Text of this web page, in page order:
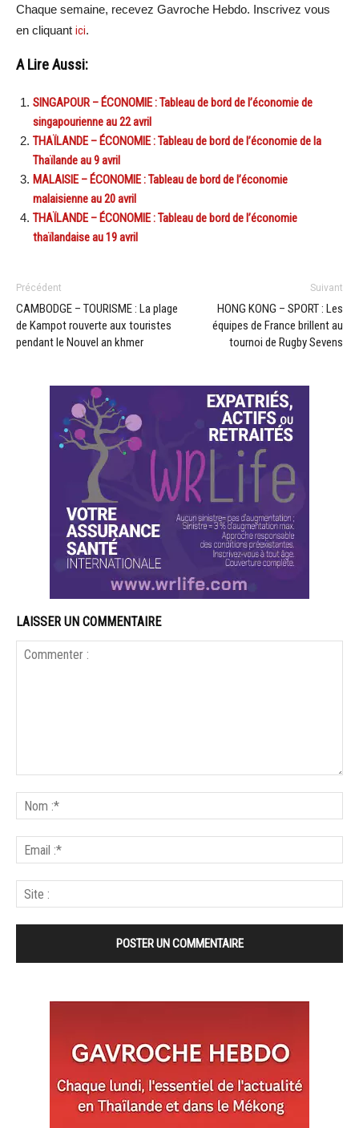
Chaque semaine, recevez Gavroche Hebdo. Inscrivez vous
en cliquant ici.
A Lire Aussi:
SINGAPOUR – ÉCONOMIE : Tableau de bord de l’économie de
singapourienne au 22 avril
THAÏLANDE – ÉCONOMIE : Tableau de bord de l’économie de la
Thaïlande au 9 avril
MALAISIE – ÉCONOMIE : Tableau de bord de l’économie
malaisienne au 20 avril
THAÏLANDE – ÉCONOMIE : Tableau de bord de l’économie
thaïlandaise au 19 avril
Précédent
CAMBODGE – TOURISME : La plage
de Kampot rouverte aux touristes
pendant le Nouvel an khmer
Suivant
HONG KONG – SPORT : Les
équipes de France brillent au
tournoi de Rugby Sevens
LAISSER UN COMMENTAIRE